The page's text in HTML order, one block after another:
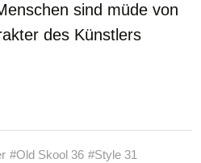
sind müde von
des Künstlers
#Old Skool 36 #Style 31